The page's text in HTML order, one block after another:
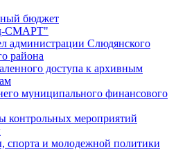
бюджет
СМАРТ"
администрации Слюдянского
района
доступа к архивным
муниципального финансового
контрольных мероприятий
спорта и молодежной политики